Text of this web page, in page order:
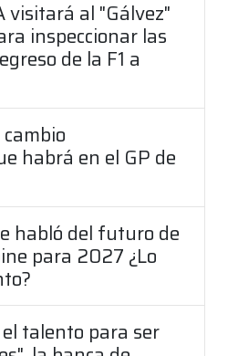
visitará al "Gálvez"
inspeccionar las
de la F1 a
habrá en el GP de
habló del futuro de
para 2027 ¿Lo
talento para ser